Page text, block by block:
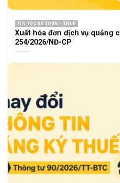
TIN TỨC KẾ TOÁN - THUẾ
Xuất hóa đơn dịch vụ quảng
254/2026/NĐ-CP